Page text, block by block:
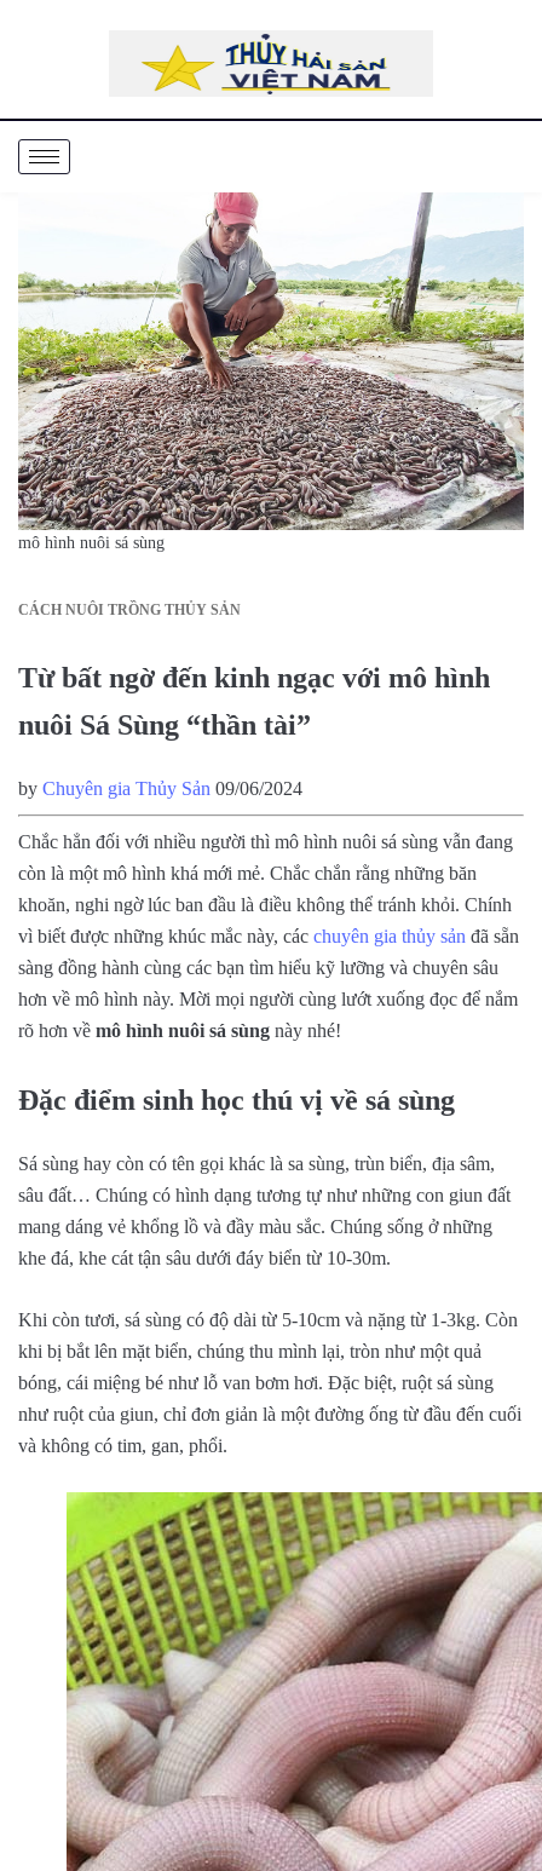
mô hình nuôi sá sùng
CÁCH NUÔI TRỒNG THỦY SẢN
Từ bất ngờ đến kinh ngạc với mô hình
nuôi Sá Sùng “thần tài”
by Chuyên gia Thủy Sản 09/06/2024
Chắc hẳn đối với nhiều người thì mô hình nuôi sá sùng vẫn đang
còn là một mô hình khá mới mẻ. Chắc chắn rằng những băn
khoăn, nghi ngờ lúc ban đầu là điều không thể tránh khỏi. Chính
vì biết được những khúc mắc này, các chuyên gia thủy sản đã sẵn
sàng đồng hành cùng các bạn tìm hiểu kỹ lưỡng và chuyên sâu
hơn về mô hình này. Mời mọi người cùng lướt xuống đọc để nắm
rõ hơn về mô hình nuôi sá sùng này nhé!
Đặc điểm sinh học thú vị về sá sùng
Sá sùng hay còn có tên gọi khác là sa sùng, trùn biển, địa sâm,
sâu đất… Chúng có hình dạng tương tự như những con giun đất
mang dáng vẻ khổng lồ và đầy màu sắc. Chúng sống ở những
khe đá, khe cát tận sâu dưới đáy biển từ 10-30m.
Khi còn tươi, sá sùng có độ dài từ 5-10cm và nặng từ 1-3kg. Còn
khi bị bắt lên mặt biển, chúng thu mình lại, tròn như một quả
bóng, cái miệng bé như lỗ van bơm hơi. Đặc biệt, ruột sá sùng
như ruột của giun, chỉ đơn giản là một đường ống từ đầu đến cuối
và không có tim, gan, phổi.